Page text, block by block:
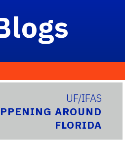
UF/IFAS
AROUND
FLORIDA